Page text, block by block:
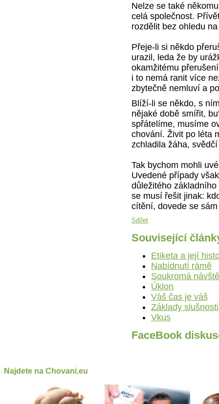
Nelze se také
celá společnost.
rozdělit bez ohledu
Přeje-li si někdo
urazil, leda že by
okamžitému
i to nemá ranit více
zbytečně nemluví a
Blíží-li se někdo, s
nějaké době smířit,
spřátelíme, musíme
chování. Živit po léta
zchladila žáha,
Tak bychom mohli
Uvedené případy
důležitého
se musí řešit jinak:
cítění, dovede se
Sdílet
Související
Etiketa a její
Nabídnutí rámě
Soukromá
Úklon
Váš čas je váš
Základy slušnosti
Vkus
FaceBook
Najdete na Chovani.eu